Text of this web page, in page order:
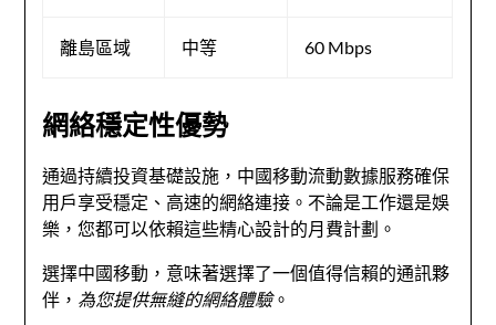
離島區域 中等 60 Mbps
網絡穩定性優勢
通過持續投資基礎設施，中國移動流動數據服務確保
用戶享受穩定、高速的網絡連接。不論是工作還是娛
樂，您都可以依賴這些精心設計的月費計劃。
選擇中國移動，意味著選擇了一個值得信賴的通訊夥
伴， 為您提供無縫的網絡體驗。